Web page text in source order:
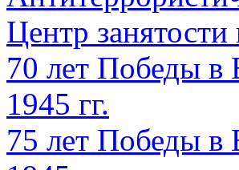
Центр
70 лет Победы в
1945 гг.
75 лет Победы в